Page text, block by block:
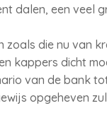
dalen, een veel
die nu van
kappers dicht
van de bank
opgeheven